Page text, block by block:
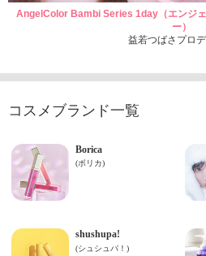
AngelColor Bambi Series 1day（エンジ
ー）
益若つばさプロ
コスメブランド一覧